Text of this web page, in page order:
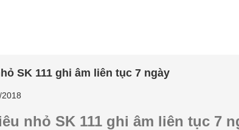
SK 111 ghi âm liên tục 7 ngày
nhỏ SK 111 ghi âm liên tục 7